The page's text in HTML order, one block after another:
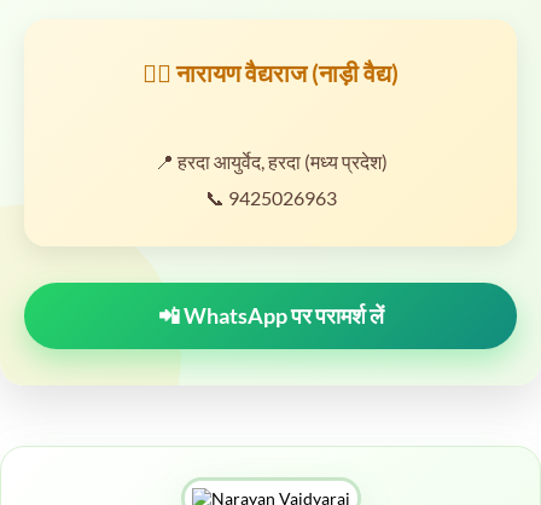
👨‍⚕️ नारायण वैद्यराज (नाड़ी वैद्य)
📍 हरदा आयुर्वेद, हरदा (मध्य प्रदेश)
📞 9425026963
📲 WhatsApp पर परामर्श लें